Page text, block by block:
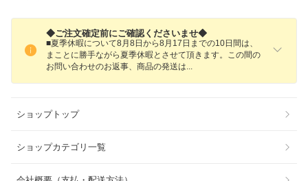
◆ご注文確定前にご確認くださいませ◆
■夏季休暇について8月8日から8月17日までの10日間は、
まことに勝手ながら夏季休暇とさせて頂きます。この間の
お問い合わせのお返事、商品の発送は
ショップトップ
ショップカテゴリ一覧